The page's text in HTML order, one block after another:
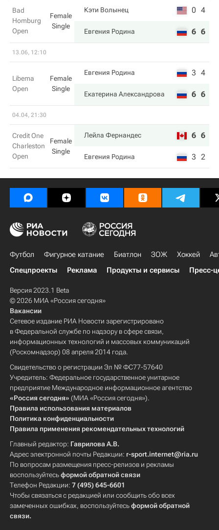
Bad
Homburg
Open
Female
Single
Кэти Волынец 0 4
Евгения Родина 6 6
13.06, 12:10
Libema
Open
Female
Single
Евгения Родина 3 4
Екатерина Александрова 6 6
04.04, 21:30
Credit One
Charleston
Open
Female
Single
Лейла Фернандес 6 6
Евгения Родина 3 2
Футбол Фигурное катание Биатлон ЗОЖ Хоккей
Спецпроекты
Реклама Продукты и сервисы Пресс-
Версия 2023.1 Beta
© 2026 МИА «Россия сегодня»
Вакансии
Сетевое издание РИА Новости зарегистрировано
в Федеральной службе по надзору в сфере связи,
информационных технологий и массовых коммуникаций
(Роскомнадзор) 08 апреля 2014 года.
Свидетельство о регистрации Эл № ФС77-57640
Учредитель: Федеральное государственное унитарное
предприятие Международное информационное агентство
«Россия сегодня» (МИА «Россия сегодня»).
Правила использования материалов
Политика конфиденциальности
Правила применения рекомендательных технологий
Главный редактор: Гаврилова А.В.
Адрес электронной почты Редакции: r-sport.internet@ria.ru
По вопросам размещения пресс-релизов и рекламы
воспользуйтесьформой обратной связи
Телефон Редакции: 7 (495) 645-6601
Чтобы связаться с редакцией или сообщить обо всех
замеченных ошибках, воспользуйтесьформой обратной
связи.